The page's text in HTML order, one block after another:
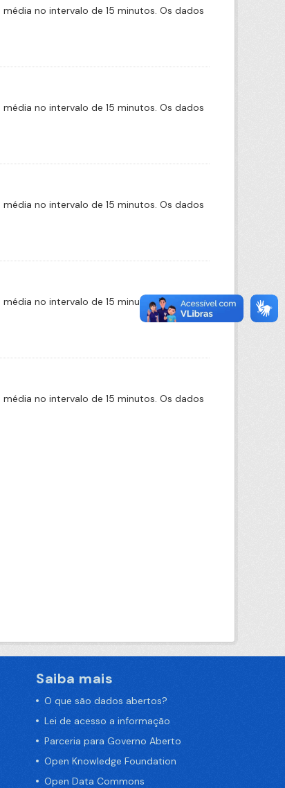
no intervalo de 15 minutos. Os dados
no intervalo de 15 minutos. Os dados
no intervalo de 15 minutos. Os dados
no intervalo de 15 minutos. Os dados
no intervalo de 15 minutos. Os dados
Saiba mais
O que são dados abertos?
Lei de acesso a informação
Parceria para Governo Aberto
Open Knowledge Foundation
Open Data Commons